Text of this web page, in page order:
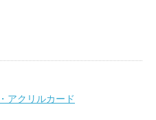
アクリルカード